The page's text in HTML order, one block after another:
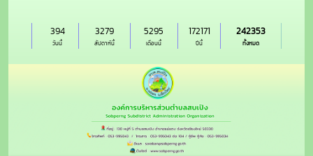
วันนี้
394
สัปดาห์นี้
3279
เดือนนี้
5295
ปีนี้
172171
ทั้งหมด
242353